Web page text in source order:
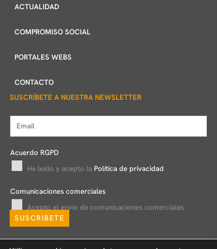
ACTUALIDAD
COMPROMISO SOCIAL
PORTALES WEBS
CONTACTO
SUSCRÍBETE A NUESTRA NEWSLETTER
m
a
l
*
Acuerdo RGPD *
He leído y acepto la Política de privacidad
Comunicaciones comerciales
Acepto el envío de comunicaciones comerciales
SUSCRIBETE